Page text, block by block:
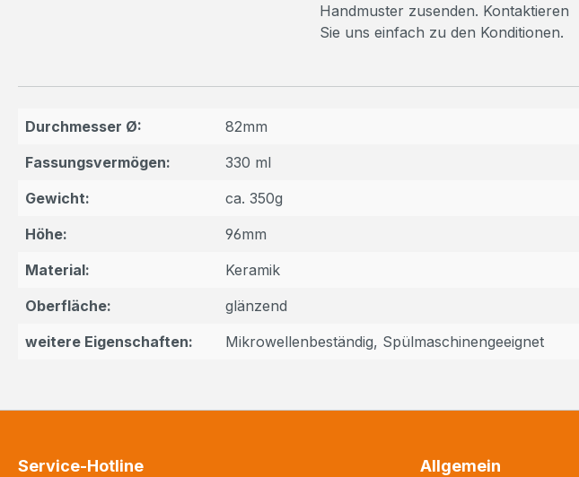
Handmuster zusenden. Kontaktieren
Sie uns einfach zu den Konditionen.
Durchmesser Ø:
82mm
Fassungsvermögen:
330 ml
Gewicht:
ca. 350g
Höhe:
96mm
Material:
Keramik
Oberfläche:
glänzend
weitere Eigenschaften:
Mikrowellenbeständig, Spülmaschinengeeignet
Service-Hotline Allgemein